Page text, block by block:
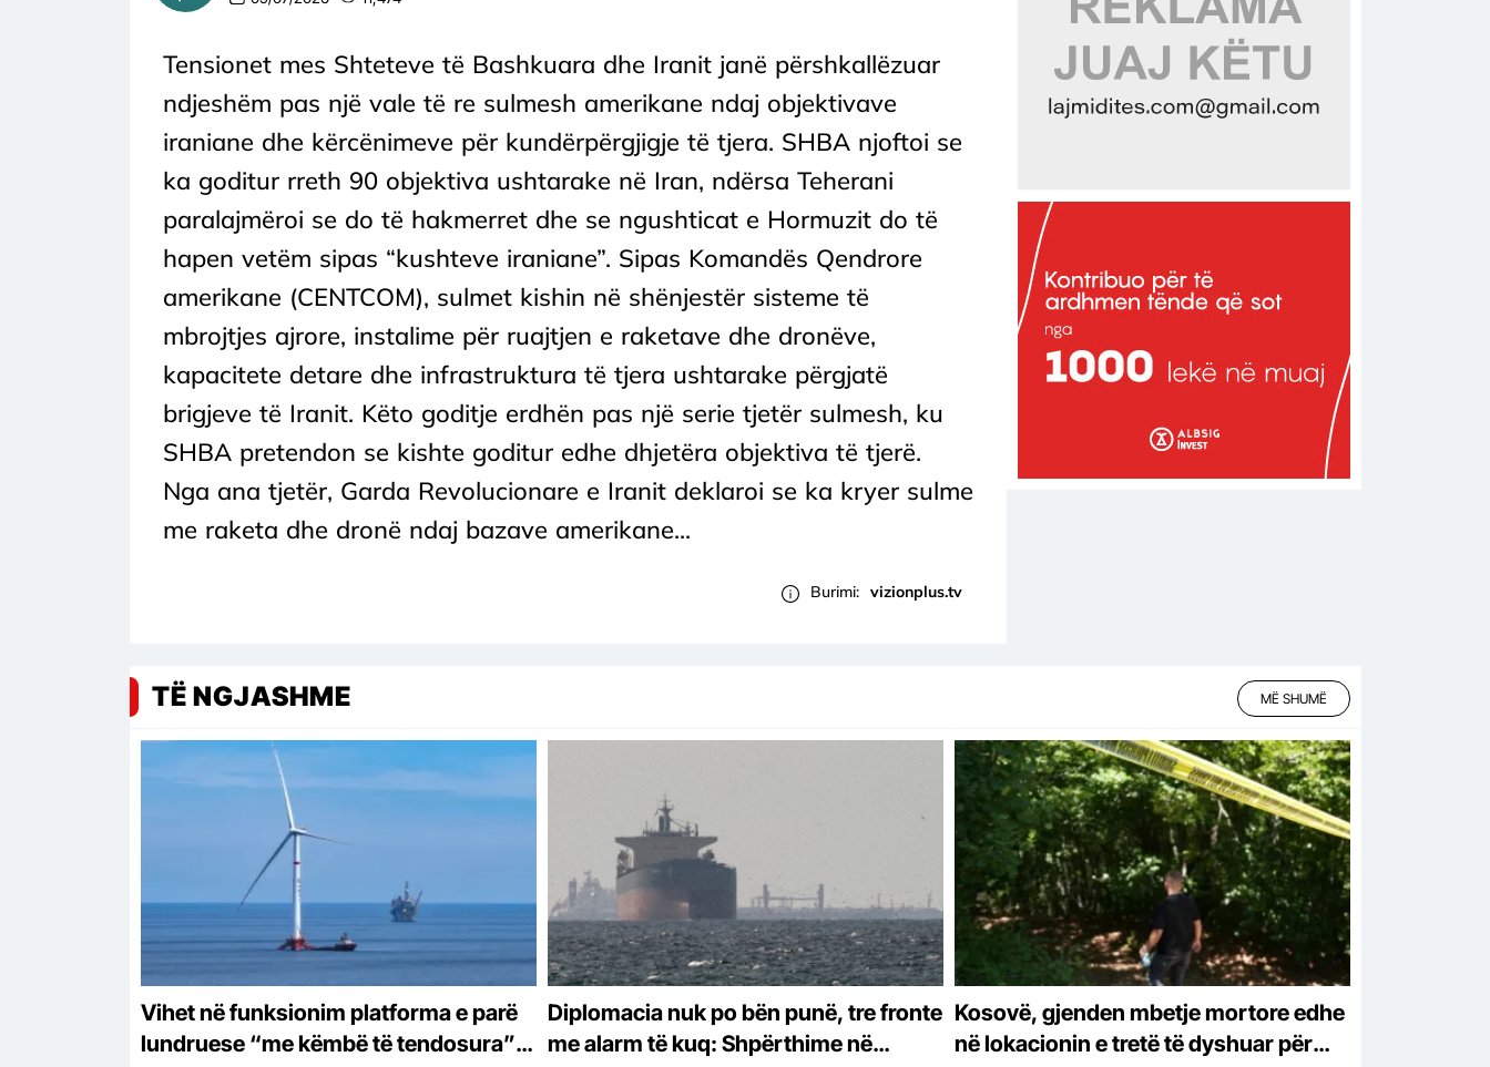
Tensionet mes Shteteve të Bashkuara dhe Iranit janë përshkallëzuar
ndjeshëm pas një vale të re sulmesh amerikane ndaj objektivave
iraniane dhe kërcënimeve për kundërpërgjigje të tjera. SHBA njoftoi se
ka goditur rreth 90 objektiva ushtarake në Iran, ndërsa Teherani
paralajmëroi se do të hakmerret dhe se ngushticat e Hormuzit do të
hapen vetëm sipas “kushteve iraniane”. Sipas Komandës Qendrore
amerikane (CENTCOM), sulmet kishin në shënjestër sisteme të
mbrojtjes ajrore, instalime për ruajtjen e raketave dhe dronëve,
kapacitete detare dhe infrastruktura të tjera ushtarake përgjatë
brigjeve të Iranit. Këto goditje erdhën pas një serie tjetër sulmesh, ku
SHBA pretendon se kishte goditur edhe dhjetëra objektiva të tjerë.
Nga ana tjetër, Garda Revolucionare e Iranit deklaroi se ka kryer sulme
me raketa dhe dronë ndaj bazave amerikane...
Burimi: vizionplus.tv
TË NGJASHME MË SHUMË
Vihet në funksionim platforma e parë
lundruese “me këmbë të tendosura”
Diplomacia nuk po bën punë, tre fronte
me alarm të kuq: Shpërthime në
Kosovë, gjenden mbetje mortore edhe
në lokacionin e tretë të dyshuar për